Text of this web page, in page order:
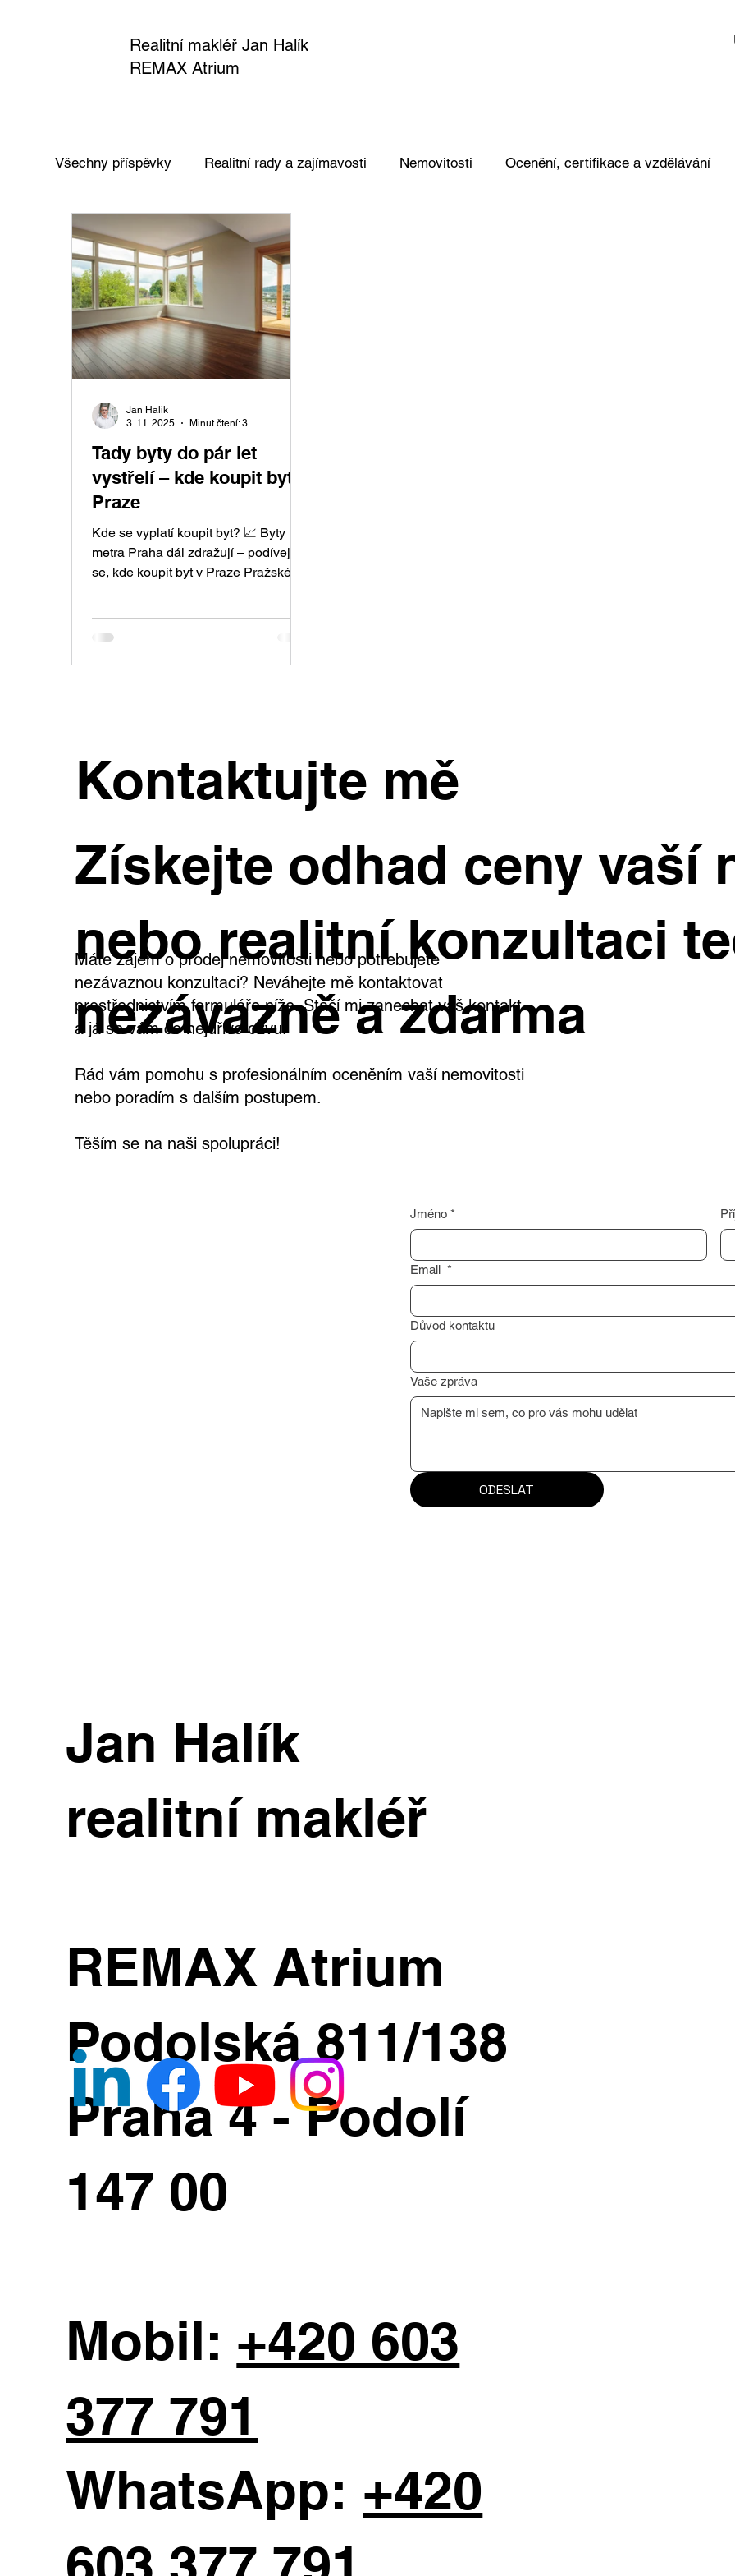
Realitní makléř Jan Halík
REMAX Atrium
Všechny příspěvky Realitní rady a zajímavosti Nemovitosti Ocenění, certifikace a vzdělávání
Tady byty do pár let
vystřelí – kde koupit byt v
Praze
Kde se vyplatí koupit byt? 📈 Byty u
metra Praha dál zdražují – podívejte
se, kde koupit byt v Praze Pražské
pro ty, kteří přemýšlejí, kde koupit byt
MetroIndex 2025 (Flat Zone)
Luka nebo Černý Most . „Historicky
bylo Áčko postavené z Dejvické na
Jan Halik
3. 11. 2025
Minut čtení: 3
Kontaktujte mě
Získejte odhad ceny vaší
nebo realitní konzultaci
nezávazně a zdarma
Máte zájem o prodej nemovitosti nebo potřebujete
nezávaznou konzultaci? Neváhejte mě kontaktovat
prostřednictvím formuláře níže. Stačí mi zanechat váš kontakt
a já se vám co nejdříve ozvu.
Rád vám pomohu s profesionálním oceněním vaší nemovitosti
nebo poradím s dalším postupem.
Těším se na naši spolupráci!
Jméno *
Email *
Důvod kontaktu
Vaše zpráva
ODESLAT
Jan Halík
realitní makléř
REMAX Atrium
Podolská 811/138
Praha 4 - Podolí
147 00
Mobil: +420 603
377 791
WhatsApp: +420